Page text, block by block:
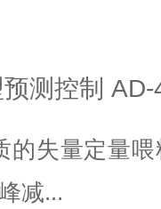
的失量定量
减...